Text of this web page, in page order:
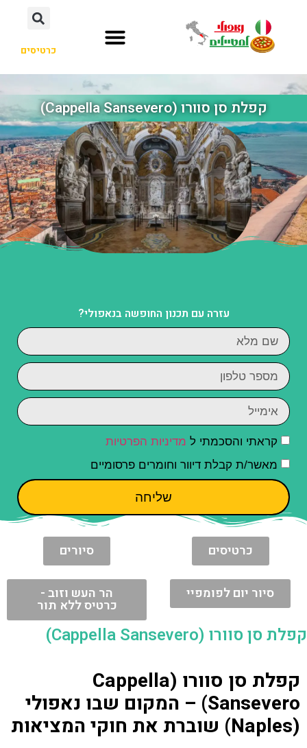
כרטיסים
קפלת סן סוורו (Cappella Sansevero)
עזרה עם תכנון החופשה בנאפולי?
קראתי והסכמתי ל מדיניות הפרטיות
מאשר/ת קבלת דיוור וחומרים פרסומיים
שליחה
כרטיסים סיורים
סיור יום לפומפיי הר העש וזוב -
כרטיס ללא תור
קפלת סן סוורו (Cappella Sansevero)
קפלת סן סוורו (Cappella
Sansevero) – המקום שבו נאפולי
(Naples) שוברת את חוקי המציאות